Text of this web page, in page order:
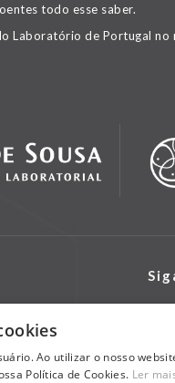
todo esse saber.
de Portugal
Ao utilizar o nosso
Política de Cookies. Ler